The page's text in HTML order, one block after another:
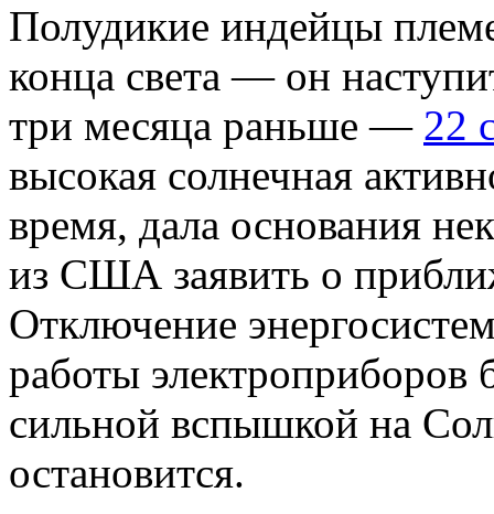
Полудикие индейцы
конца света — он
три месяца раньше — 22
высокая солнечная
время, дала основания
из США заявить о
Отключение
работы электроприборов
сильной вспышкой на
остановится.